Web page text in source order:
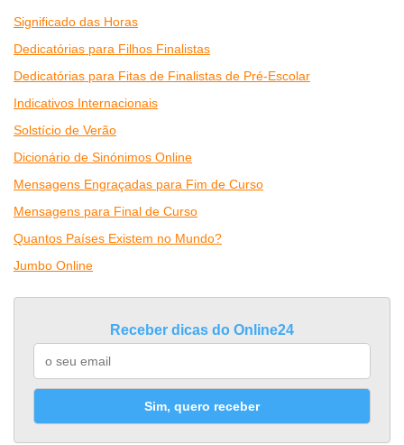
Significado das Horas
Dedicatórias para Filhos Finalistas
Dedicatórias para Fitas de Finalistas de Pré-Escolar
Indicativos Internacionais
Solstício de Verão
Dicionário de Sinónimos Online
Mensagens Engraçadas para Fim de Curso
Mensagens para Final de Curso
Quantos Países Existem no Mundo?
Jumbo Online
Receber dicas do Online24
Sim, quero receber